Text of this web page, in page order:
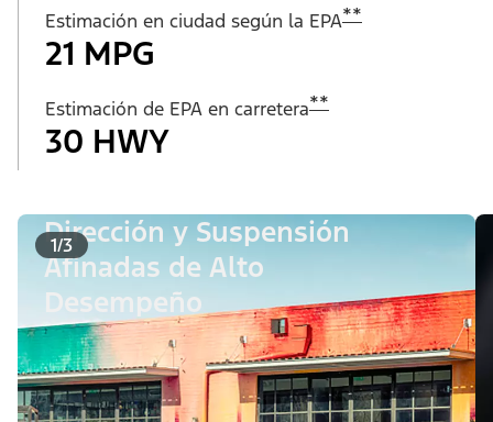
Estimación en ciudad según la EPA**
21 MPG
Estimación de EPA en carretera**
30 HWY
1/3
Dirección y Suspensión
Afinadas de Alto
Desempeño